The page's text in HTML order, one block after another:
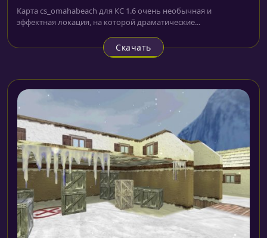
Карта cs_omahabeach для КС 1.6 очень необычная и
эффектная локация, на которой драматические...
Скачать